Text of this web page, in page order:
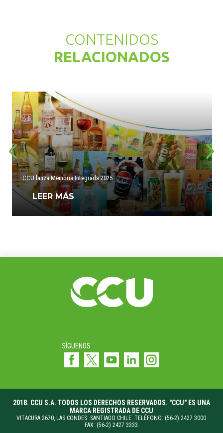
CONTENIDOS
RELACIONADOS
CCU lanza Memoria Integrada 2025
LEER MÁS
SÍGUENOS
2018. CCU S.A. TODOS LOS DERECHOS RESERVADOS. "CCU" ES UNA
MARCA REGISTRADA DE CCU
VITACURA 2670, LAS CONDES. SANTIAGO CHILE. TELÉFONO: (56-2) 2427 3000
FAX: (56-2) 2427 3333